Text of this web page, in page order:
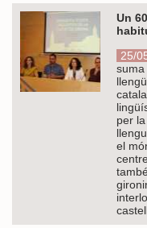
Un
25/
suma
per
el